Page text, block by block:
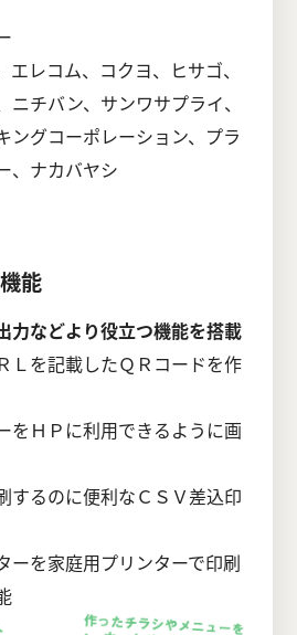
エレコム、コクヨ、ヒサゴ、
ニチバン、サンワサプライ、
ングコーポレーション、プラ
、ナカバヤシ
能
力などより役立つ機能を搭載
Ｌを記載したＱＲコードを作
をＨＰに利用できるように画
するのに便利なＣＳＶ差込印
ーを家庭用プリンターで印刷